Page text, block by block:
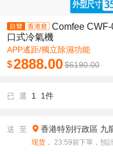
Comfee
口式冷氣機
APP遙距/獨立除濕功能
$2888.00$6190.00
已 選 1 1件
送 至 香港特別行政區 九
现货 ， 23:59前下單，預